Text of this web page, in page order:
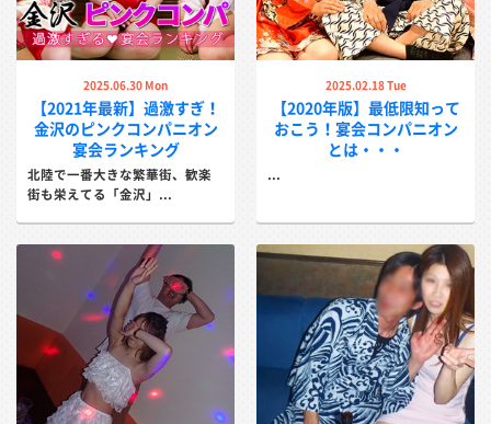
2025.06.30 Mon
【2021年最新】過激すぎ！
金沢のピンクコンパニオン
宴会ランキング
北陸で一番大きな繁華街、歓楽
街も栄えてる「金沢」...
2025.02.18 Tue
【2020年版】最低限知って
おこう！宴会コンパニオン
とは・・・
...